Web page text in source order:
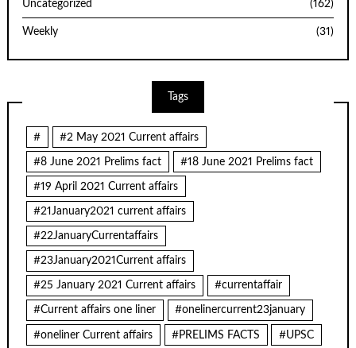
Uncategorized (162)
Weekly (31)
Tags
# #2 May 2021 Current affairs
#8 June 2021 Prelims fact #18 June 2021 Prelims fact
#19 April 2021 Current affairs
#21January2021 current affairs
#22JanuaryCurrentaffairs
#23January2021Current affairs
#25 January 2021 Current affairs #currentaffair
#Current affairs one liner #onelinercurrent23january
#oneliner Current affairs #PRELIMS FACTS #UPSC